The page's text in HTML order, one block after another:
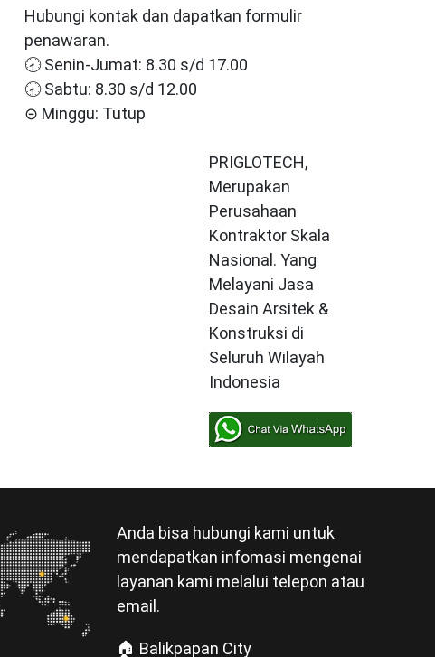
Hubungi kontak dan dapatkan formulir
penawaran.
🕣 Senin-Jumat: 8.30 s/d 17.00
🕣 Sabtu: 8.30 s/d 12.00
⊝ Minggu: Tutup
PRIGLOTECH,
Merupakan
Perusahaan
Kontraktor Skala
Nasional. Yang
Melayani Jasa
Desain Arsitek &
Konstruksi di
Seluruh Wilayah
Indonesia
Anda bisa hubungi kami untuk
mendapatkan infomasi mengenai
layanan kami melalui telepon atau
email.
🏠 Balikpapan City